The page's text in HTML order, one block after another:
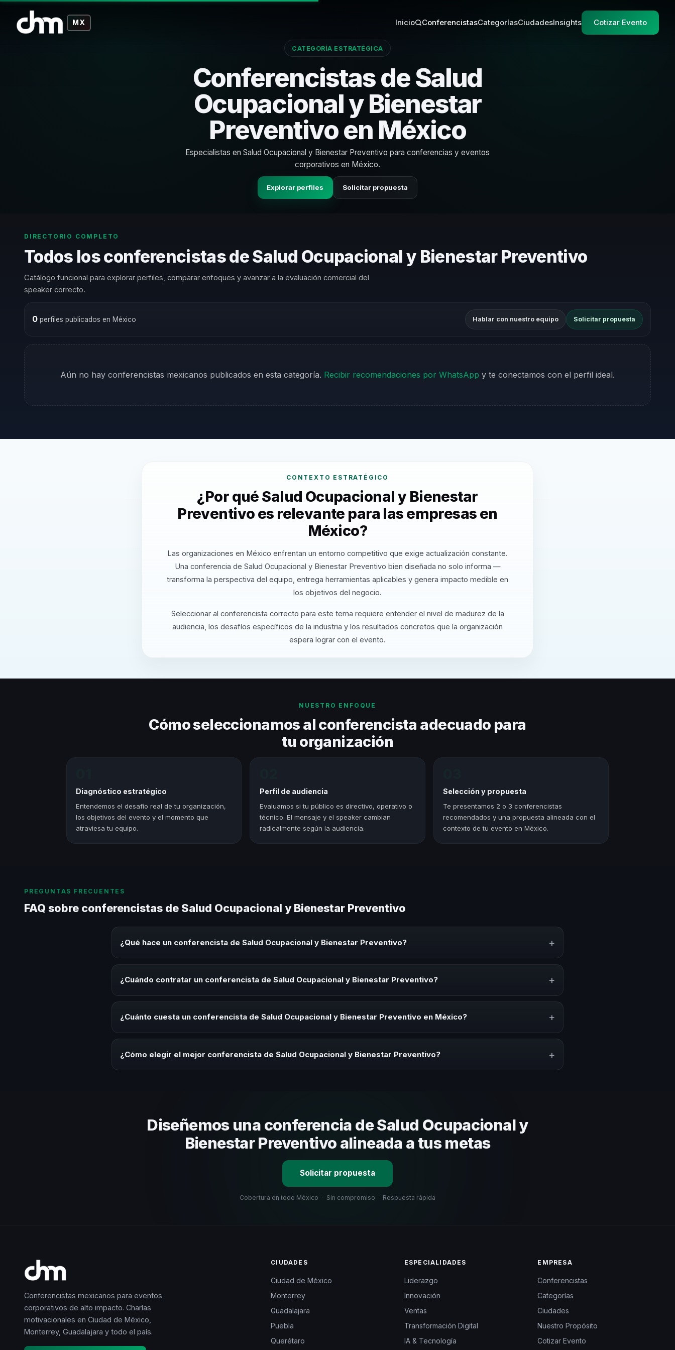
MX Inicio ConferencistasCategoríasCiudadesInsights Cotizar Evento
CATEGORÍA ESTRATÉGICA
Conferencistas de Salud
Ocupacional y Bienestar
Preventivo en México
Especialistas en Salud Ocupacional y Bienestar Preventivo para conferencias y eventos
corporativos en México.
Explorar perfiles Solicitar propuesta
DIRECTORIO COMPLETO
Todos los conferencistas de Salud Ocupacional y Bienestar Preventivo
Catálogo funcional para explorar perfiles, comparar enfoques y avanzar a la evaluación comercial del
speaker correcto.
0perfiles publicados en México Hablar con nuestro equipo Solicitar propuesta
Aún no hay conferencistas mexicanos publicados en esta categoría. Recibir recomendaciones por WhatsApp y te conectamos con el perfil ideal.
CONTEXTO ESTRATÉGICO
¿Por qué Salud Ocupacional y Bienestar
Preventivo es relevante para las empresas en
México?
Las organizaciones en México enfrentan un entorno competitivo que exige actualización constante.
Una conferencia de Salud Ocupacional y Bienestar Preventivo bien diseñada no solo informa —
transforma la perspectiva del equipo, entrega herramientas aplicables y genera impacto medible en
los objetivos del negocio.
Seleccionar al conferencista correcto para este tema requiere entender el nivel de madurez de la
audiencia, los desafíos específicos de la industria y los resultados concretos que la organización
espera lograr con el evento.
NUESTRO ENFOQUE
Cómo seleccionamos al conferencista adecuado para
tu organización
Diagnóstico estratégico
Entendemos el desafío real de tu organización,
los objetivos del evento y el momento que
atraviesa tu equipo.
Perfil de audiencia
Evaluamos si tu público es directivo, operativo o
técnico. El mensaje y el speaker cambian
radicalmente según la audiencia.
Selección y propuesta
Te presentamos 2 o 3 conferencistas
recomendados y una propuesta alineada con el
contexto de tu evento en México.
PREGUNTAS FRECUENTES
FAQ sobre conferencistas de Salud Ocupacional y Bienestar Preventivo
¿Qué hace un conferencista de Salud Ocupacional y Bienestar Preventivo? +
aplicables para la audiencia.
¿Cuándo contratar un conferencista de Salud Ocupacional y Bienestar Preventivo? +
¿Cuánto cuesta un conferencista de Salud Ocupacional y Bienestar Preventivo en México? +
¿Cómo elegir el mejor conferencista de Salud Ocupacional y Bienestar Preventivo? +
Diseñemos una conferencia de Salud Ocupacional y
Bienestar Preventivo alineada a tus metas
Solicitar propuesta
Cobertura en todo México · Sin compromiso · Respuesta rápida
Conferencistas mexicanos para eventos
corporativos de alto impacto. Charlas
motivacionales en Ciudad de México,
Monterrey, Guadalajara y todo el país.
CIUDADES
Ciudad de México
Monterrey
Guadalajara
Puebla
Querétaro
ESPECIALIDADES
Liderazgo
Innovación
Ventas
Transformación Digital
IA & Tecnología
EMPRESA
Conferencistas
Categorías
Ciudades
Nuestro Propósito
Cotizar Evento